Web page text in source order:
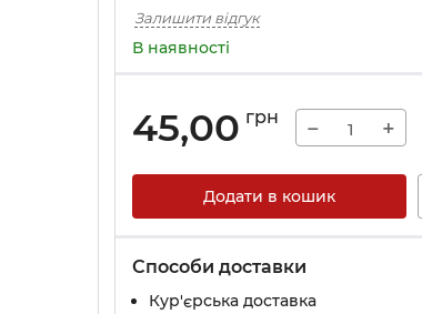
Залишити відгук
В наявності
45,00 грн − +
Додати в кошик
Способи доставки
Кур'єрська доставка